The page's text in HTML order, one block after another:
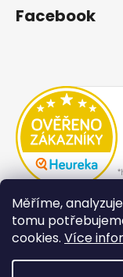
Měříme,
tomu
cookies. Více
Facebook